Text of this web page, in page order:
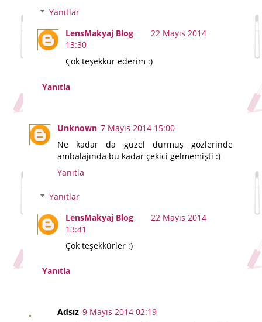
Yanıtlar
LensMakyaj Blog
22 Mayıs 2014
13:30
Çok teşekkür ederim :)
Yanıtla
Unknown 7 Mayıs 2014 15:00
Ne kadar da güzel durmuş gözlerinde
ambalajında bu kadar çekici gelmemişti :)
Yanıtla
Yanıtlar
LensMakyaj Blog
22 Mayıs 2014
13:41
Çok teşekkürler :)
Yanıtla
Adsız 9 Mayıs 2014 02:19